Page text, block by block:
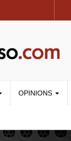
OPINIONS